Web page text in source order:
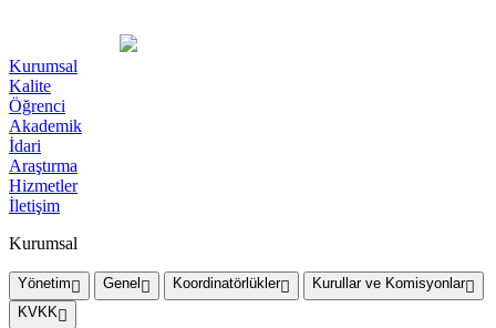
Kurumsal
Kalite
Öğrenci
Akademik
İdari
Araştırma
Hizmetler
İletişim
Kurumsal
Yönetim Genel Koordinatörlükler
Kurullar ve Komisyonlar
KVKK